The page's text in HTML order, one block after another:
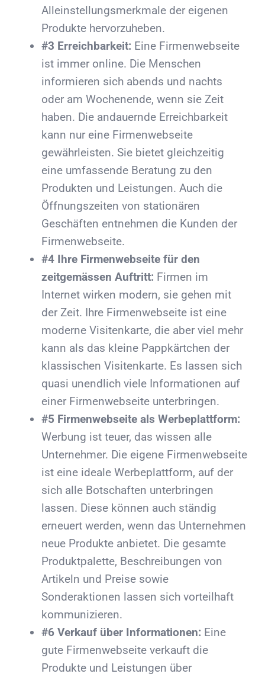
Alleinstellungsmerkmale der eigenen
Produkte hervorzuheben.
#3 Erreichbarkeit: Eine Firmenwebseite
ist immer online. Die Menschen
informieren sich abends und nachts
oder am Wochenende, wenn sie Zeit
haben. Die andauernde Erreichbarkeit
kann nur eine Firmenwebseite
gewährleisten. Sie bietet gleichzeitig
eine umfassende Beratung zu den
Produkten und Leistungen. Auch die
Öffnungszeiten von stationären
Geschäften entnehmen die Kunden der
Firmenwebseite.
#4 Ihre Firmenwebseite für den
zeitgemässen Auftritt: Firmen im
Internet wirken modern, sie gehen mit
der Zeit. Ihre Firmenwebseite ist eine
moderne Visitenkarte, die aber viel mehr
kann als das kleine Pappkärtchen der
klassischen Visitenkarte. Es lassen sich
quasi unendlich viele Informationen auf
einer Firmenwebseite unterbringen.
#5 Firmenwebseite als Werbeplattform:
Werbung ist teuer, das wissen alle
Unternehmer. Die eigene Firmenwebseite
ist eine ideale Werbeplattform, auf der
sich alle Botschaften unterbringen
lassen. Diese können auch ständig
erneuert werden, wenn das Unternehmen
neue Produkte anbietet. Die gesamte
Produktpalette, Beschreibungen von
Artikeln und Preise sowie
Sonderaktionen lassen sich vorteilhaft
kommunizieren.
#6 Verkauf über Informationen: Eine
gute Firmenwebseite verkauft die
Produkte und Leistungen über